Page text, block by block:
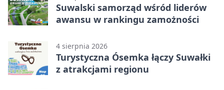
Suwalski samorząd wśród liderów
awansu w rankingu zamożności
4 sierpnia 2026
Turystyczna Ósemka łączy Suwałki
z atrakcjami regionu